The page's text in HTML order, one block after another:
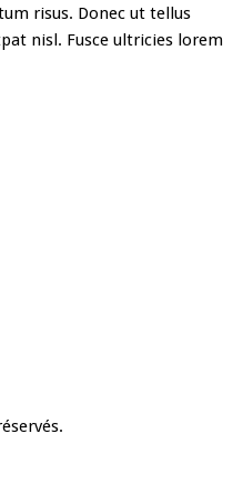
risus. Donec ut tellus
nisl. Fusce ultricies lorem